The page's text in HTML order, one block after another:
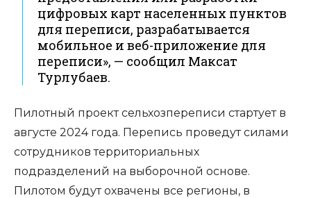
цифровых карт населенных пунктов
для переписи, разрабатывается
мобильное и веб-приложение для
переписи», — сообщил Максат
Турлубаев.
Пилотный проект сельхозпереписи стартует в
августе 2024 года. Перепись проведут силами
сотрудников территориальных
подразделений на выборочной основе.
Пилотом будут охвачены все регионы, в